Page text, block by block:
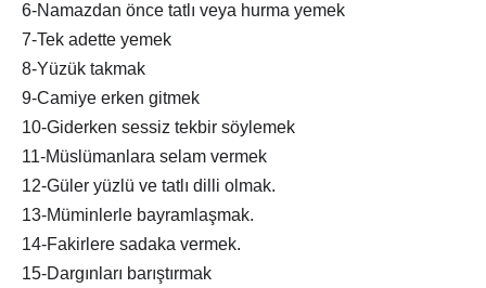
6-Namazdan önce tatlı veya hurma yemek
7-Tek adette yemek
8-Yüzük takmak
9-Camiye erken gitmek
10-Giderken sessiz tekbir söylemek
11-Müslümanlara selam vermek
12-Güler yüzlü ve tatlı dilli olmak.
13-Müminlerle bayramlaşmak.
14-Fakirlere sadaka vermek.
15-Dargınları barıştırmak